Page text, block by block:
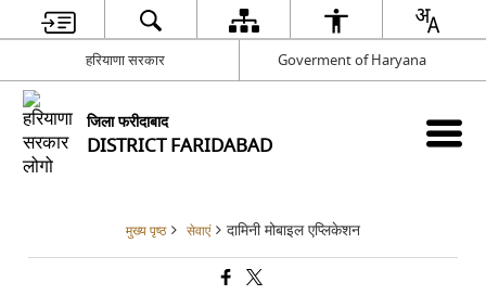
हरियाणा सरकार Goverment of Haryana
जिला फरीदाबाद
DISTRICT FARIDABAD
मुख्य पृष्ठ सेवाएं दामिनी मोबाइल एप्लिकेशन